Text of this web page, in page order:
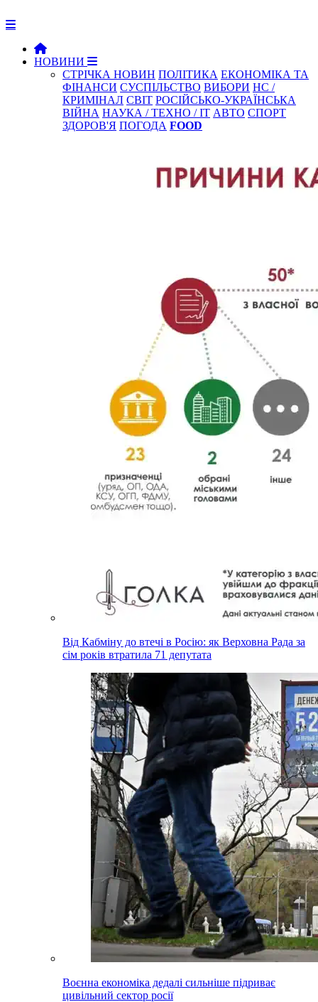
НОВИНИ
СТРІЧКА НОВИН ПОЛІТИКА ЕКОНОМІКА ТА
ФІНАНСИ СУСПІЛЬСТВО ВИБОРИ НС /
КРИМІНАЛ СВІТ РОСІЙСЬКО-УКРАЇНСЬКА
ВІЙНА НАУКА / ТЕХНО / IT АВТО СПОРТ
ЗДОРОВ'Я ПОГОДА FOOD
Від Кабміну до втечі в Росію: як Верховна Рада за
сім років втратила 71 депутата
Воєнна економіка дедалі сильніше підриває
цивільний сектор росії